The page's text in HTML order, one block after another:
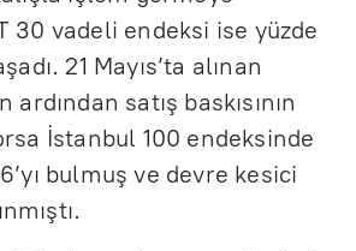
30 vadeli endeksi ise yüzde
21 Mayıs’ta alınan
ardından satış baskısının
İstanbul 100 endeksinde
bulmuş ve devre kesici